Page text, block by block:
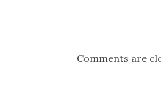
Comments are